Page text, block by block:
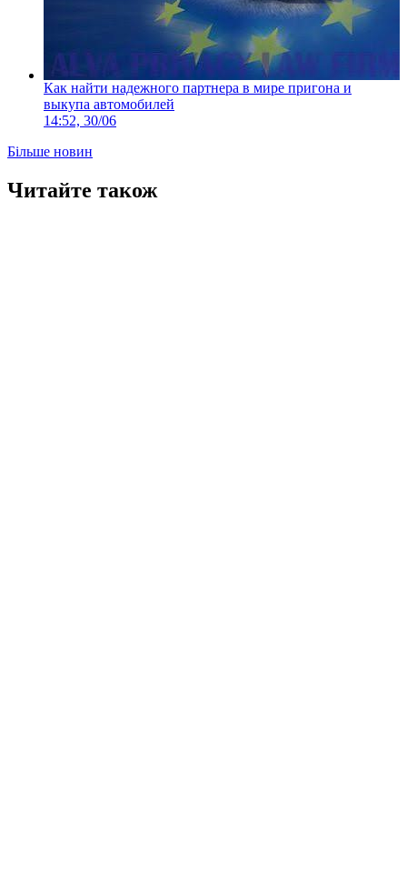
Как найти надежного партнера в мире пригона и
выкупа автомобилей
14:52, 30/06
Більше новин
Читайте також